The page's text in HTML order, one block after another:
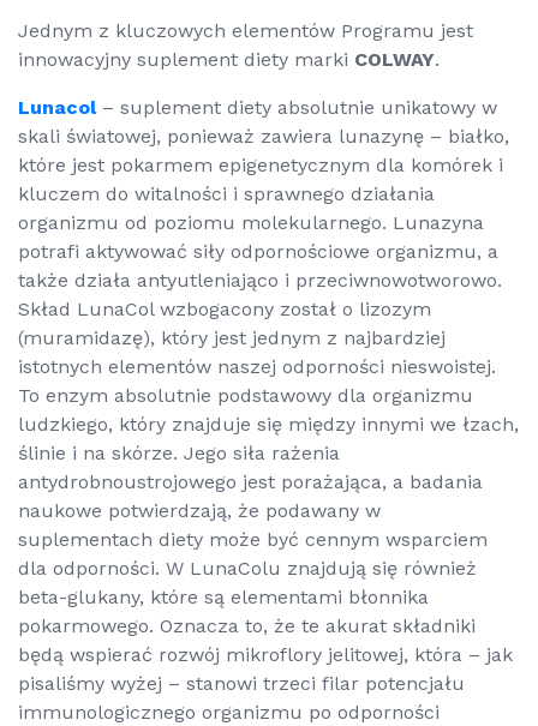
Jednym z kluczowych elementów Programu jest
innowacyjny suplement diety marki COLWAY.
Lunacol– suplement diety absolutnie unikatowy w
skali światowej, ponieważ zawiera lunazynę – białko,
które jest pokarmem epigenetycznym dla komórek i
kluczem do witalności i sprawnego działania
organizmu od poziomu molekularnego. Lunazyna
potrafi aktywować siły odpornościowe organizmu, a
także działa antyutleniająco i przeciwnowotworowo.
Skład LunaCol wzbogacony został o lizozym
(muramidazę), który jest jednym z najbardziej
istotnych elementów naszej odporności nieswoistej.
To enzym absolutnie podstawowy dla organizmu
ludzkiego, który znajduje się między innymi we łzach,
ślinie i na skórze. Jego siła rażenia
antydrobnoustrojowego jest porażająca, a badania
naukowe potwierdzają, że podawany w
suplementach diety może być cennym wsparciem
dla odporności. W LunaColu znajdują się również
beta-glukany, które są elementami błonnika
pokarmowego. Oznacza to, że te akurat składniki
będą wspierać rozwój mikroflory jelitowej, która – jak
pisaliśmy wyżej – stanowi trzeci filar potencjału
immunologicznego organizmu po odporności